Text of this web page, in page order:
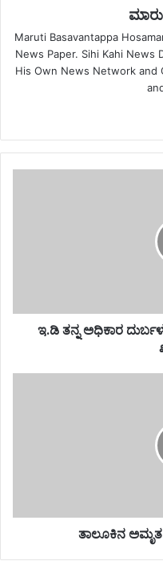
Maruti Basavantappa
News Paper. Sihi Kahi News
His Own News Network and
ಇ.ಡಿ ತನ್ನ ಅಧಿಕಾರ
ತಾಲೂಕಿನ